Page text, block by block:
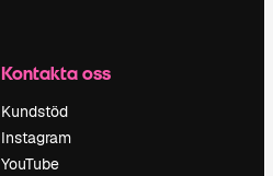
Kontakta oss
Kundstöd
Instagram
YouTube